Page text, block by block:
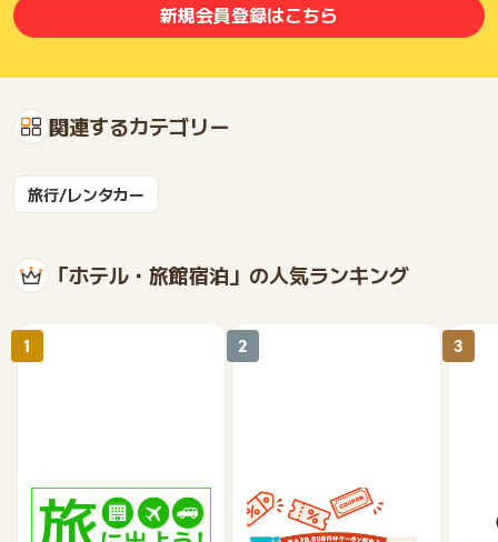
新規会員登録はこちら
関連するカテゴリー
旅行/レンタカー
「ホテル・旅館宿泊」の人気ランキング
楽天トラベル
1
じゃらんnet
2
テ
3